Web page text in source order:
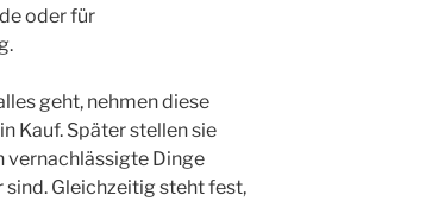
oder für
geht, nehmen diese
Kauf. Später stellen sie
vernachlässigte Dinge
Gleichzeitig steht fest,